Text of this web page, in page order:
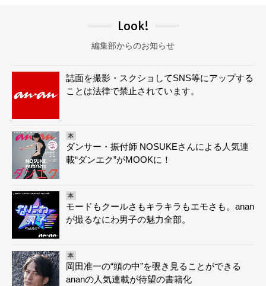
Look!
編集部からのお知らせ
誌面を撮影・スクショしてSNS等にアップする
ことは法律で禁止されています。
本
ダンサー・振付師 NOSUKEさんによる人気連
載“ダンエク”がMOOKに！
本
モードもクールさもキラキラもエモさも。anan
が撮るなにわ男子の魅力全部。
本
岡田准一の“頭の中”を覗き見ることができる
ananの人気連載が待望の書籍化